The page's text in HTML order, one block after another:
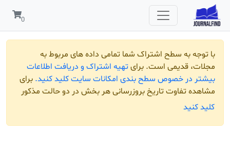
به سطح اشتراک شما تمامی داده های مربوط به
قدیمی است. برای تهیه اشتراک و دریافت اطلاعات
خصوص سطح بندی امکانات سایت کلید کنید.برای
تاریخ بروزرسانی هر بخش در دو حالت مذکور